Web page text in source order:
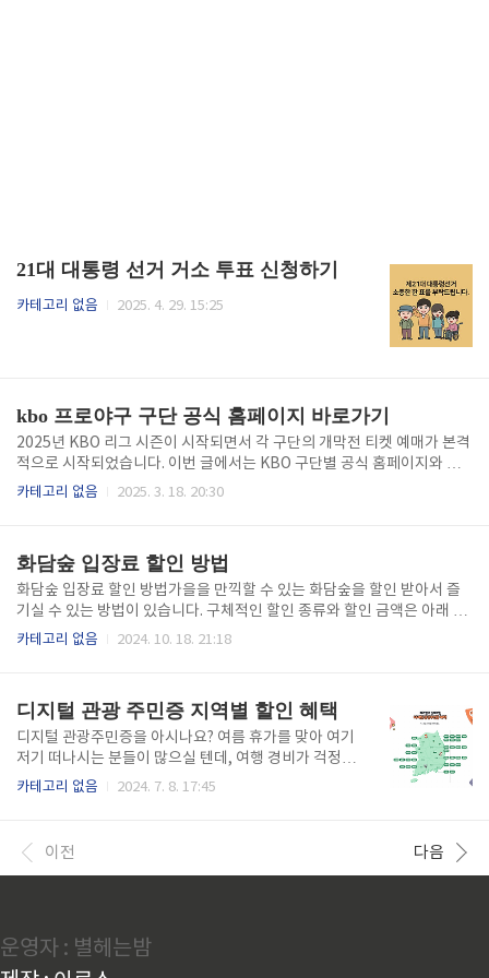
21대 대통령 선거 거소 투표 신청하기
카테고리 없음 2025. 4. 29. 15:25
kbo 프로야구 구단 공식 홈페이지 바로가기
2025년 KBO 리그 시즌이 시작되면서 각 구단의 개막전 티켓 예매가 본격
적으로 시작되었습니다. 이번 글에서는 KBO 구단별 공식 홈페이지와 티
켓 예매 방법을 안내해드리겠습니다. KBO 구단별 공식 홈페이지KIA 타
인터파크 티켓을 통해 예매 가능SSG 랜더스: 티켓링크를 통해 예매 가능
키움 히어로즈: 홈페이지 - 구단 공식 홈페이지를 통해 예매 가능삼성 라이
온즈: 티켓링크를 통해 예매 가능롯데 자이언츠: 홈페이지 - 구단 자체 예
매 시스템을 통해 예..
카테고리 없음 2025. 3. 18. 20:30
화담숲 입장료 할인 방법
화담숲 입장료 할인 방법가을을 만끽할 수 있는 화담숲을 할인 받아서 즐
기실 수 있는 방법이 있습니다. 구체적인 할인 종류와 할인 금액은 아래 표
와 같습니다. 참고하셔서 본인이 할인 대상자이시라면 모두 할인 받으셔서
급)입장요금 1,000원 할인축제기간 미적용장애인중증(1~3급)입장요금
3,000원 할인축제기간 미적용미취학 아동 단체입장요금 3,000원 할인미
취학아동 30명 이상축제기간 미적용광주 시민 할인입장요금 평일 50%,
토일공휴일 30% 할인가을축제기간 적용
카테고리 없음 2024. 10. 18. 21:18
디지털 관광 주민증 지역별 할인 혜택
디지털 관광주민증을 아시나요? 여름 휴가를 맞아 여기
저기 떠나시는 분들이 많으실 텐데, 여행 경비가 걱정이
신 분들 있으시죠? 숙박비에, 먹거리비에 체험비에 여
각 지역에서 숙박, 음식, 체험 프로그램 등에서 할인 혜
택을 받으실 수 있습니다. 어떻게 발급 받지?라고 생각
혜택 디지털 관광 주민증을 활용할 수 있는 지역은 총 3
4개 지역입니다. 각 지역별로 제공되는 혜택을 알아보
카테고리 없음 2024. 7. 8. 17:45
이전 다음
운영자 : 별헤는밤